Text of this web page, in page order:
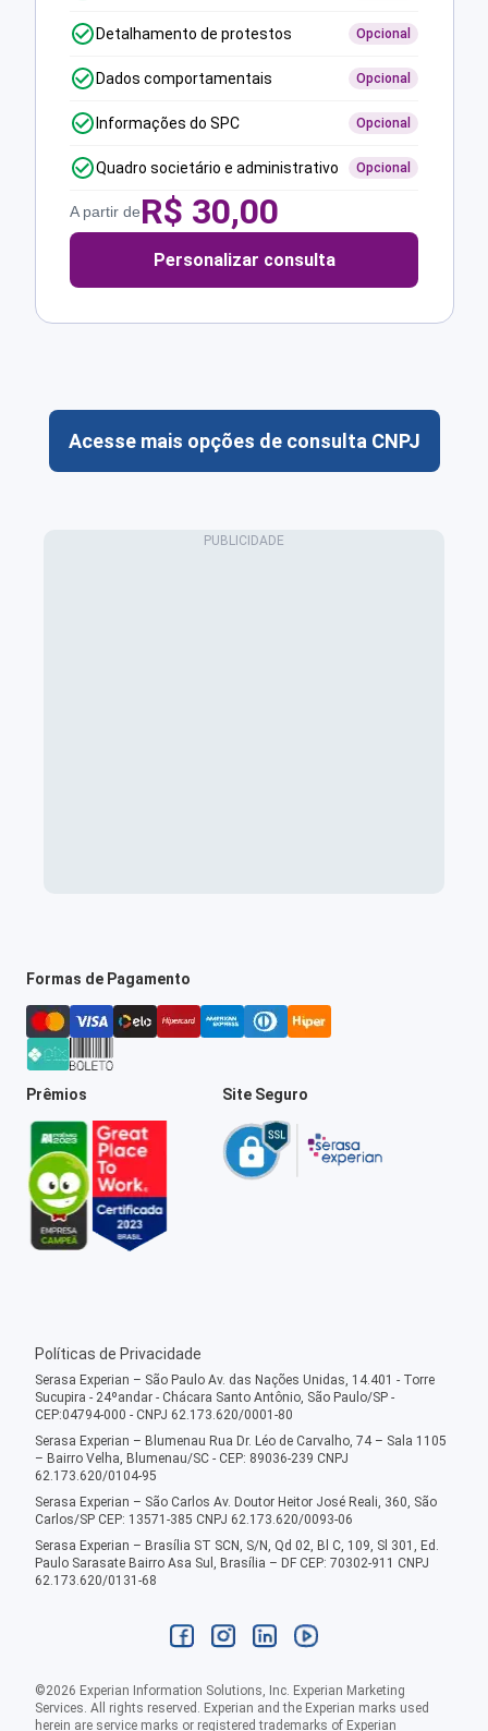
Detalhamento de protestos Opcional
Dados comportamentais Opcional
Informações do SPC Opcional
Quadro societário e administrativo Opcional
A partir deR$ 30,00
Personalizar consulta
Acesse mais opções de consulta CNPJ
Formas de Pagamento
Prêmios Site Seguro
Políticas de Privacidade
Serasa Experian – São Paulo Av. das Nações Unidas, 14.401 - Torre
Sucupira - 24ºandar - Chácara Santo Antônio, São Paulo/SP -
CEP:04794-000 - CNPJ 62.173.620/0001-80
Serasa Experian – Blumenau Rua Dr. Léo de Carvalho, 74 – Sala 1105
– Bairro Velha, Blumenau/SC - CEP: 89036-239 CNPJ
62.173.620/0104-95
Serasa Experian – São Carlos Av. Doutor Heitor José Reali, 360, São
Carlos/SP CEP: 13571-385 CNPJ 62.173.620/0093-06
Serasa Experian – Brasília ST SCN, S/N, Qd 02, Bl C, 109, Sl 301, Ed.
Paulo Sarasate Bairro Asa Sul, Brasília – DF CEP: 70302-911 CNPJ
62.173.620/0131-68
©2026 Experian Information Solutions, Inc. Experian Marketing
Services. All rights reserved. Experian and the Experian marks used
herein are service marks or registered trademarks of Experian